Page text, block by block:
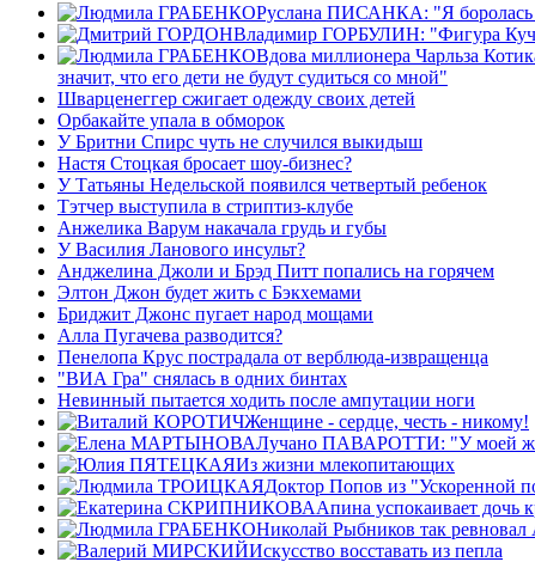
Руслана ПИСАНКА: "Я боролась
Владимир ГОРБУЛИН: "Фигура
Вдова миллионера Чарльза
значит, что его дети не будут судиться со мной"
Шварценеггер сжигает одежду своих детей
Орбакайте упала в обморок
У Бритни Спирс чуть не случился выкидыш
Настя Стоцкая бросает шоу-бизнес?
У Татьяны Недельской появился четвертый ребенок
Тэтчер выступила в стриптиз-клубе
Анжелика Варум накачала грудь и губы
У Василия Ланового инсульт?
Анджелина Джоли и Брэд Питт попались на горячем
Элтон Джон будет жить с Бэкхемами
Бриджит Джонс пугает народ мощами
Алла Пугачева разводится?
Пенелопа Крус пострадала от верблюда-извращенца
"ВИА Гра" снялась в одних бинтах
Невинный пытается ходить после ампутации ноги
Женщине - сердце, честь - никому!
Лучано ПАВАРОТТИ: "У моей
Из жизни млекопитающих
Доктор Попов из "Ускоренной
Апина успокаивает дочь
Николай Рыбников так ревновал
Искусство восставать из пепла